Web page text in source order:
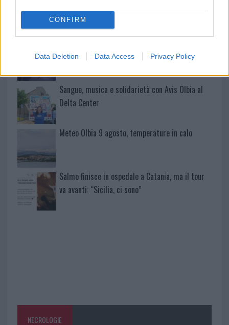
CONFIRM
Data Deletion Data Access Privacy Policy
Arzachena
un ferito
Sangue, musica e solidarietà con Avis Olbia al
Delta Center
Meteo Olbia 9 agosto, temperature in calo
Salmo finisce in ospedale a Catania, ma il tour
va avanti: “Sicilia, ci sono”
NECROLOGIE